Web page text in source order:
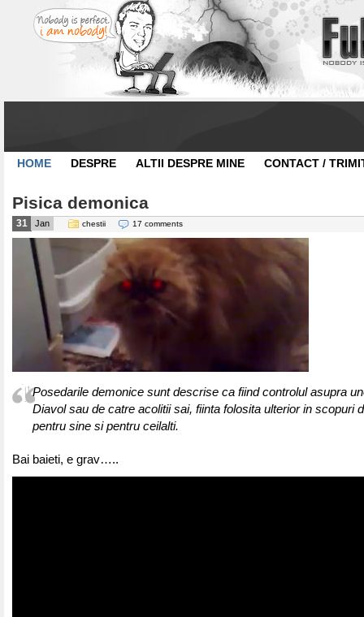
HOME DESPRE ALTII DESPRE MINE CONTACT /
Pisica demonica
31 Jan chestii 17 comments
Posedarile demonice sunt descrise ca fiind controlul asupra
Diavol sau de catre acolitii sai, fiinta folosita ulterior in scopuri
pentru sine si pentru ceilalti.
Bai baieti, e grav…..